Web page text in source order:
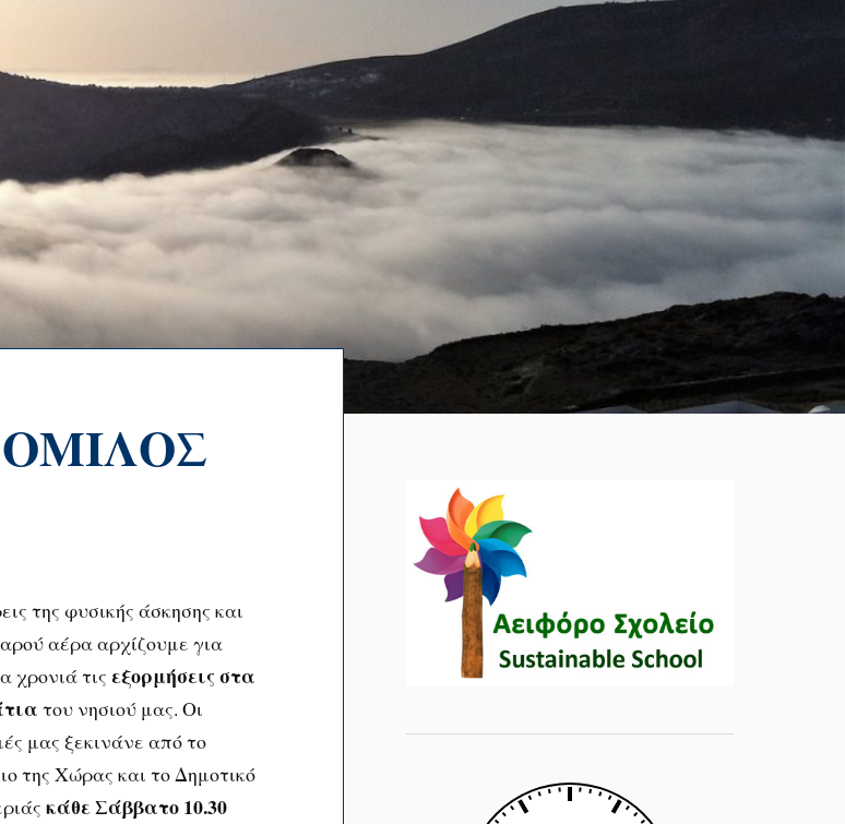
της φυσικής άσκησης και
αέρα αρχίζουμε για
χρονιά τιςεξορμήσεις στα
του νησιού μας. Οι
μας ξεκινάνε από το
της Χώρας και το Δημοτικό
κάθε Σάββατο10.30